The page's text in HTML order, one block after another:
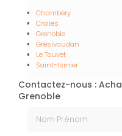
Chambéry
Crolles
Grenoble
Grésivaudan
Le Touvet
Saint-Ismier
Contactez-nous :
Grenoble